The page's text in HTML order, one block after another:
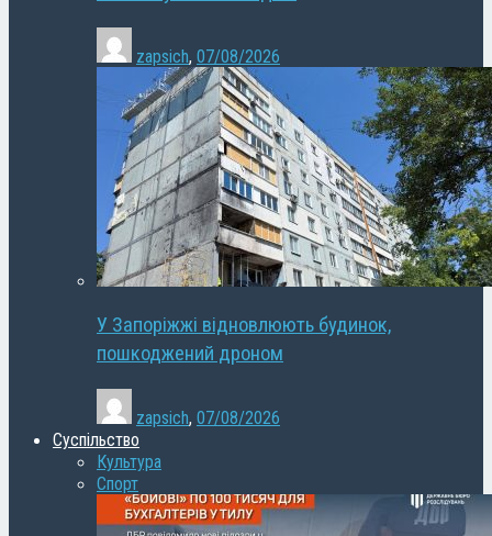
zapsich, 07/08/2026
У Запоріжжі відновлюють будинок,
пошкоджений дроном
zapsich, 07/08/2026
Суспільство
Культура
Спорт